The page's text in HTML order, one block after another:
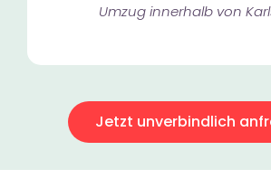
Umzug innerhalb von
Jetzt unverbindlich